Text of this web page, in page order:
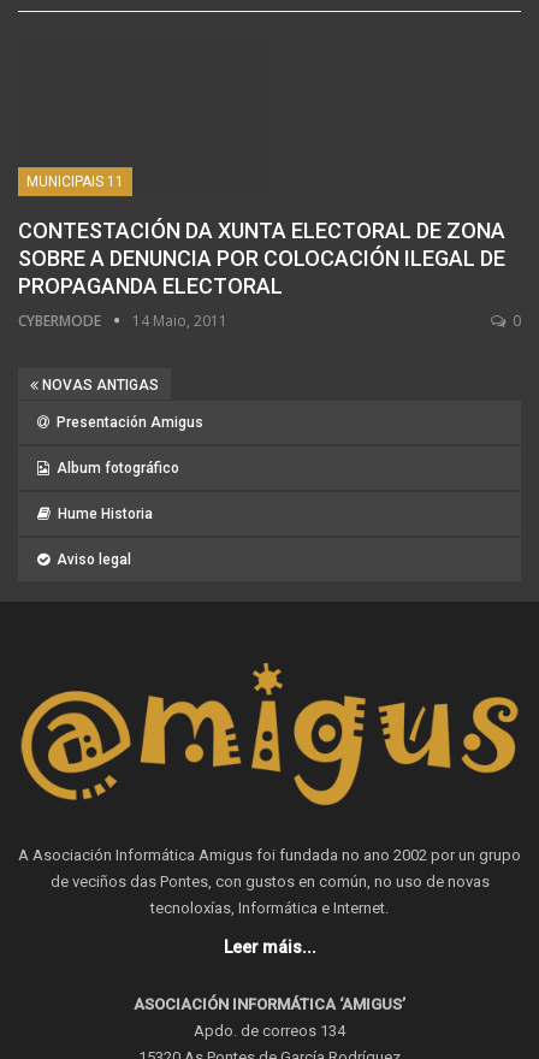
MUNICIPAIS 11
CONTESTACIÓN DA XUNTA ELECTORAL DE ZONA
SOBRE A DENUNCIA POR COLOCACIÓN ILEGAL DE
PROPAGANDA ELECTORAL
CYBERMODE 14 Maio, 2011 0
NOVAS ANTIGAS
Presentación Amigus
Album fotográfico
Hume Historia
Aviso legal
A Asociación Informática Amigus foi fundada no ano 2002 por un grupo
de veciños das Pontes, con gustos en común, no uso de novas
tecnoloxías, Informática e Internet.
Leer máis...
ASOCIACIÓN INFORMÁTICA ‘AMIGUS’
Apdo. de correos 134